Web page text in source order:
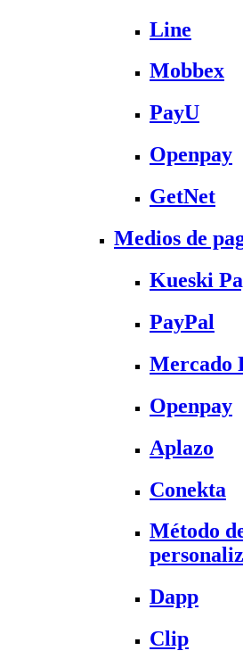
Line
Mobbex
PayU
Openpay
GetNet
Medios de
Kueski
PayPal
Mercado
Openpay
Aplazo
Conekta
Método
Dapp
Clip